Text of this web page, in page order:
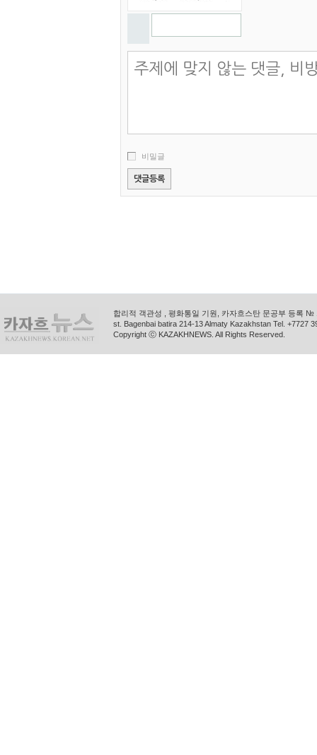
비밀글
합리적 객관성 , 평화통일 기원, 카자흐스탄 문공부 등록
st. Bagenbai batira 214-13 Almaty Kazakhstan Tel. +7727
Copyright ⓒ KAZAKHNEWS. All Rights Reserved.